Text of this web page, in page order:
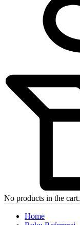
No products in the cart.
Home